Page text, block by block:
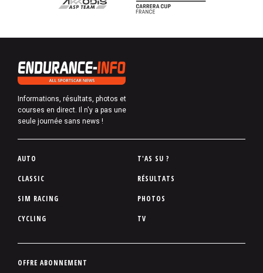
Informations, résultats, photos et
courses en direct. Il n'y a pas une
seule journée sans news !
P
d
d
p
AUTO
CLASSIC
SIM RACING
CYCLING
T'AS SU ?
RÉSULTATS
PHOTOS
TV
P
OFFRE ABONNEMENT